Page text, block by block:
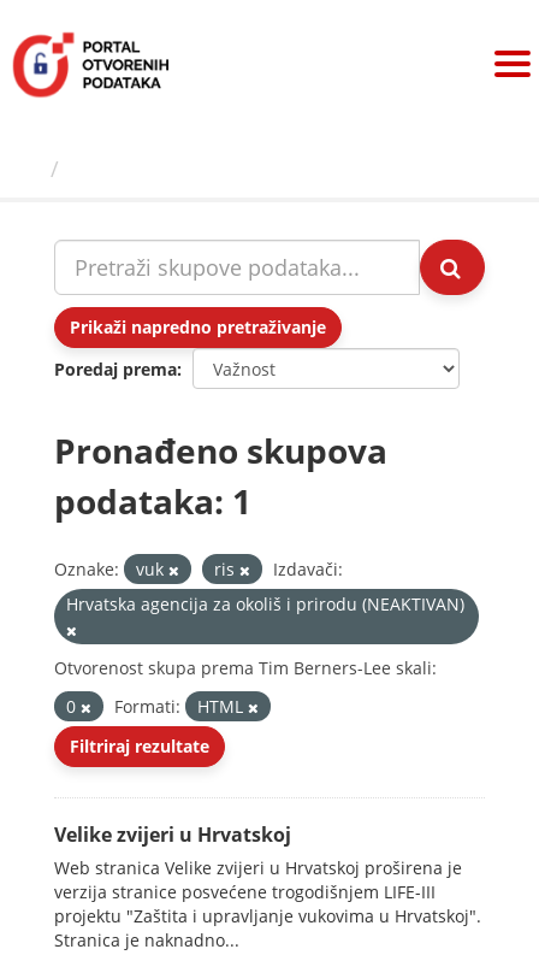
sadržaj
Prikaži napredno pretraživanje
Poredaj prema
Pronađeno skupova
podataka: 1
Oznake: vuk ris
Izdavači:
Hrvatska agencija za okoliš i prirodu (NEAKTIVAN)
Otvorenost skupa prema Tim Berners-Lee skali:
0
Formati:
HTML
Filtriraj rezultate
Velike zvijeri u Hrvatskoj
Web stranica Velike zvijeri u Hrvatskoj proširena je
verzija stranice posvećene trogodišnjem LIFE-III
projektu "Zaštita i upravljanje vukovima u Hrvatskoj".
Stranica je naknadno...